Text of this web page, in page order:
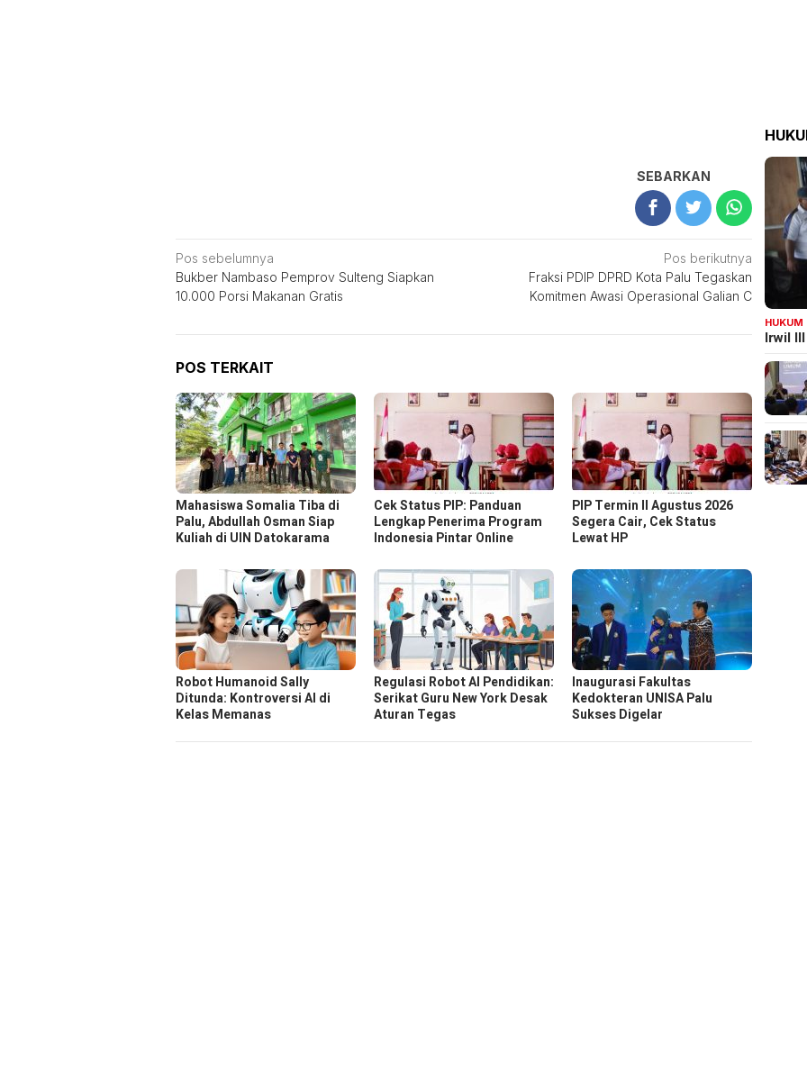
SEBARKAN
Navigasi
pos
Pos sebelumnya
Bukber Nambaso Pemprov Sulteng Siapkan
10.000 Porsi Makanan Gratis
Pos berikutnya
Fraksi PDIP DPRD Kota Palu Tegaskan
Komitmen Awasi Operasional Galian C
POS TERKAIT
Mahasiswa Somalia Tiba di
Palu, Abdullah Osman Siap
Kuliah di UIN Datokarama
Cek Status PIP: Panduan
Lengkap Penerima Program
Indonesia Pintar Online
PIP Termin II Agustus 2026
Segera Cair, Cek Status
Lewat HP
Robot Humanoid Sally
Ditunda: Kontroversi AI di
Kelas Memanas
Regulasi Robot AI Pendidikan:
Serikat Guru New York Desak
Aturan Tegas
Inaugurasi Fakultas
Kedokteran UNISA Palu
Sukses Digelar
HUKUM
Irwil